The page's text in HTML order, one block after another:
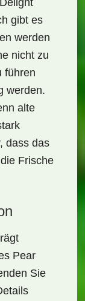
gibt es
werden
nicht zu
führen
werden.
alte
dass das
Frische
Pear
Sie